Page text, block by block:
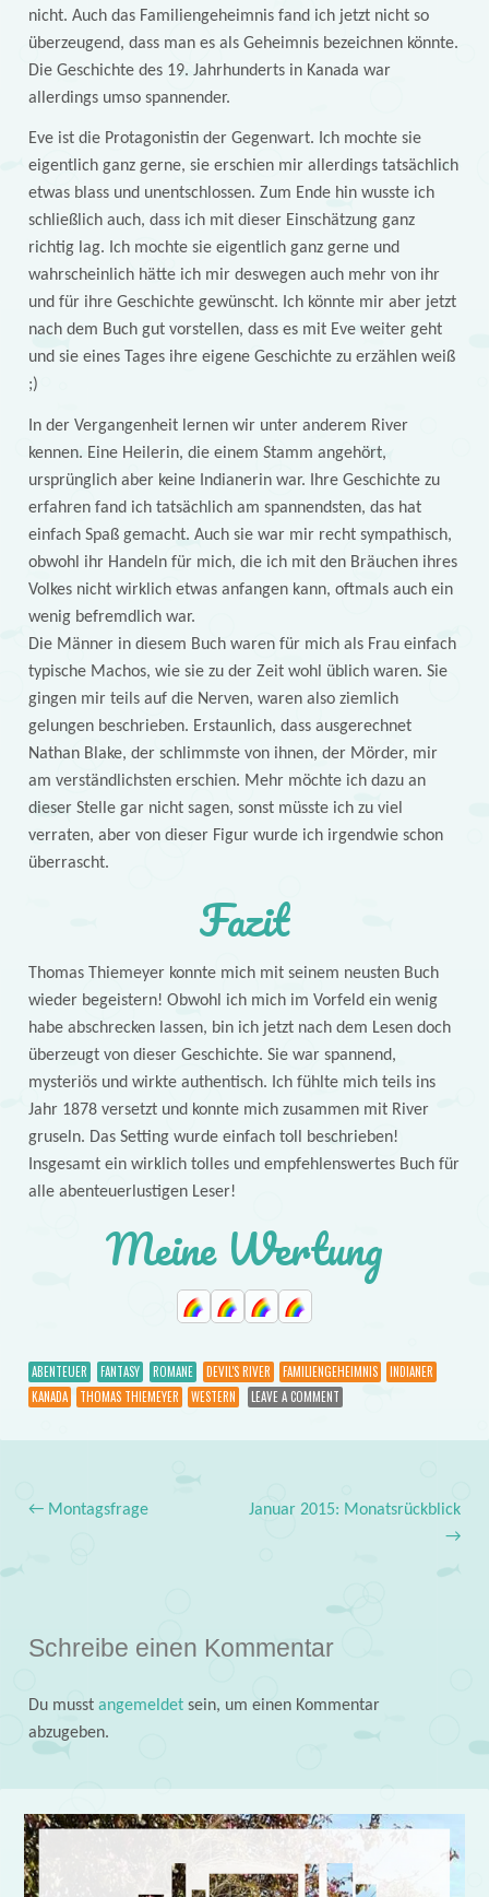
nicht. Auch das Familiengeheimnis fand ich jetzt nicht so
überzeugend, dass man es als Geheimnis bezeichnen könnte.
Die Geschichte des 19. Jahrhunderts in Kanada war
allerdings umso spannender.
Eve ist die Protagonistin der Gegenwart. Ich mochte sie
eigentlich ganz gerne, sie erschien mir allerdings tatsächlich
etwas blass und unentschlossen. Zum Ende hin wusste ich
schließlich auch, dass ich mit dieser Einschätzung ganz
richtig lag. Ich mochte sie eigentlich ganz gerne und
wahrscheinlich hätte ich mir deswegen auch mehr von ihr
und für ihre Geschichte gewünscht. Ich könnte mir aber jetzt
nach dem Buch gut vorstellen, dass es mit Eve weiter geht
und sie eines Tages ihre eigene Geschichte zu erzählen weiß
;)
In der Vergangenheit lernen wir unter anderem River
kennen. Eine Heilerin, die einem Stamm angehört,
ursprünglich aber keine Indianerin war. Ihre Geschichte zu
erfahren fand ich tatsächlich am spannendsten, das hat
einfach Spaß gemacht. Auch sie war mir recht sympathisch,
obwohl ihr Handeln für mich, die ich mit den Bräuchen ihres
Volkes nicht wirklich etwas anfangen kann, oftmals auch ein
wenig befremdlich war.
Die Männer in diesem Buch waren für mich als Frau einfach
typische Machos, wie sie zu der Zeit wohl üblich waren. Sie
gingen mir teils auf die Nerven, waren also ziemlich
gelungen beschrieben. Erstaunlich, dass ausgerechnet
Nathan Blake, der schlimmste von ihnen, der Mörder, mir
am verständlichsten erschien. Mehr möchte ich dazu an
dieser Stelle gar nicht sagen, sonst müsste ich zu viel
verraten, aber von dieser Figur wurde ich irgendwie schon
überrascht.
Fazit
Thomas Thiemeyer konnte mich mit seinem neusten Buch
wieder begeistern! Obwohl ich mich im Vorfeld ein wenig
habe abschrecken lassen, bin ich jetzt nach dem Lesen doch
überzeugt von dieser Geschichte. Sie war spannend,
mysteriös und wirkte authentisch. Ich fühlte mich teils ins
Jahr 1878 versetzt und konnte mich zusammen mit River
gruseln. Das Setting wurde einfach toll beschrieben!
Insgesamt ein wirklich tolles und empfehlenswertes Buch für
alle abenteuerlustigen Leser!
Meine Wertung
ABENTEUER FANTASY ROMANE DEVIL'S RIVER FAMILIENGEHEIMNIS
INDIANER
KANADA
THOMAS THIEMEYER WESTERN LEAVE A COMMENT
Post navigation
←Montagsfrage
Januar 2015: Monatsrückblick
→
Schreibe einen Kommentar
Du musst angemeldetsein, um einen Kommentar
abzugeben.